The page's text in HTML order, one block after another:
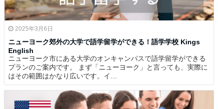
2025年3月6日
ニューヨーク郊外の大学で語学留学ができる！語学学校 Kings
English
ニューヨーク市にある大学のオンキャンパスで語学留学ができる
プランのご案内です。 まず「ニューヨーク」と言っても、実際に
はその範囲はかなり広いです。イ…